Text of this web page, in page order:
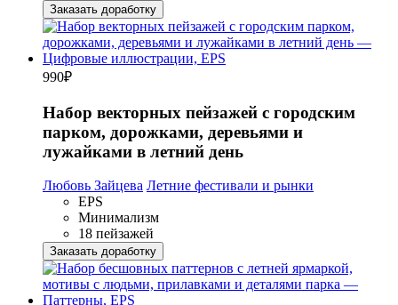
Заказать доработку
990₽
Набор векторных пейзажей с городским
парком, дорожками, деревьями и
лужайками в летний день
Любовь Зайцева Летние фестивали и рынки
EPS
Минимализм
18 пейзажей
Заказать доработку